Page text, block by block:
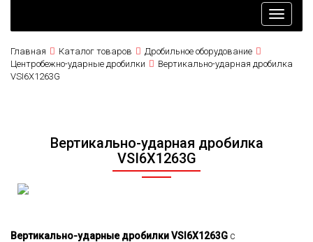
Toggle
Главная Каталог товаров
Дробильное оборудование
Центробежно-ударные дробилки
Вертикально-ударная дробилка
VSI6X1263G
Вертикально-ударная дробилка
VSI6X1263G
Вертикально-ударные дробилки VSI6X1263G с